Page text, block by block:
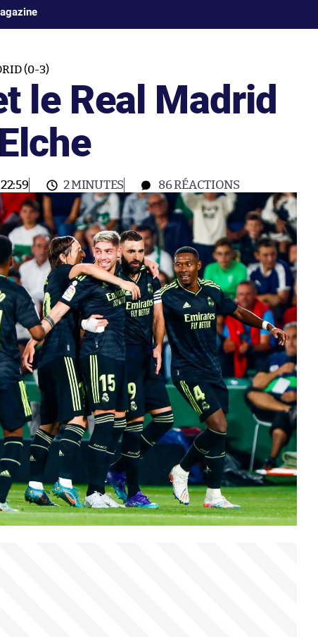
(0-3)
le Real Madrid
2 MINUTES 86RÉACTIONS